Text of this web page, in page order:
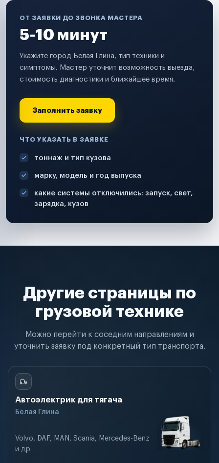
ОТ ЗАЯВКИ ДО ЗВОНКА МАСТЕРА
5-10 минут
Укажите город Белая Глина, тип техники и
симптомы. Мастер уточнит возможность выезда,
стоимость диагностики и ближайшее время.
Заполнить заявку
ЧТО УКАЗАТЬ В ЗАЯВКЕ
тоннаж и тип кузова
марку, модель и год выпуска
какие системы отключились: запуск, свет,
зарядка, кузов
Другие страницы по
грузовой технике
Можно перейти к соседним направлениям и
уточнить заявку под конкретный тип транспорта.
Автоэлектрик для тягача
Белая Глина
Volvo, DAF, MAN, Scania, Mercedes-Benz
и др.